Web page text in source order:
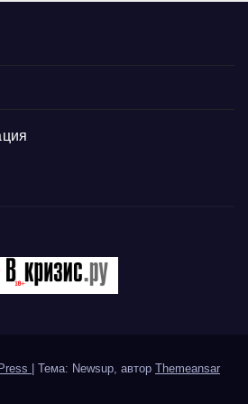
Тема: Newsup, автор Themeansar